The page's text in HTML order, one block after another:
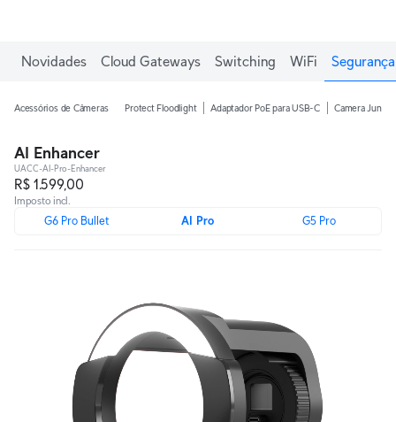
Novidades Cloud Gateways Switching WiFi
Acessórios de Câmeras Protect Floodlight Adaptador PoE para USB-C Camera
AI Enhancer
UACC-AI-Pro-Enhancer
R$ 1.599,00
Imposto incl.
G6 Pro Bullet AI Pro G5 Pro